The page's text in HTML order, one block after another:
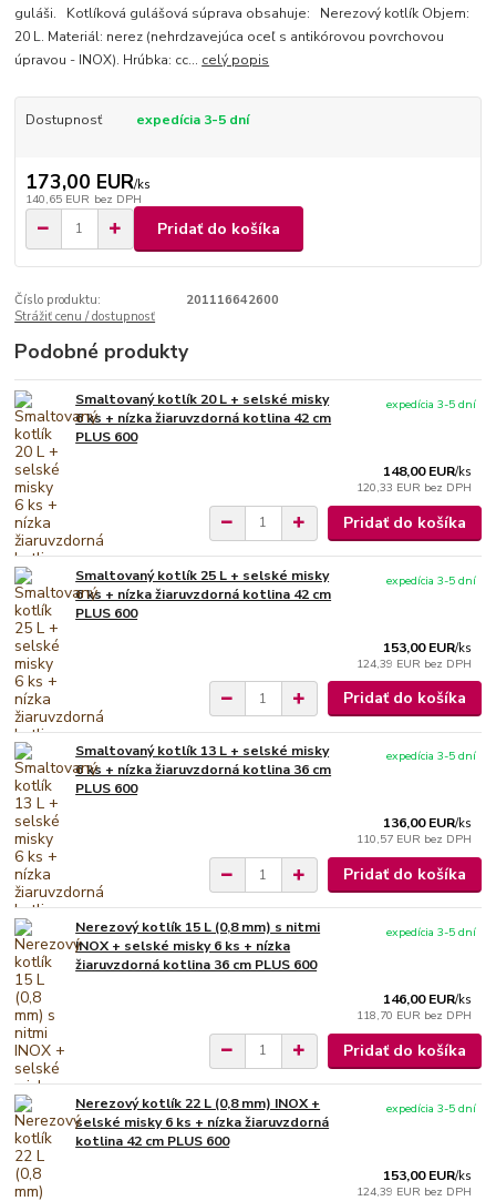
guláši. Kotlíková gulášová súprava obsahuje: Nerezový kotlík Objem:
20 L. Materiál: nerez (nehrdzavejúca oceľ s antikórovou povrchovou
úpravou - INOX). Hrúbka: cc... celý popis
Dostupnosť expedícia 3-5 dní
173,00 EUR/ks
140,65 EUR bez DPH
Pridať do košíka
Číslo produktu:
201116642600
Strážiť cenu / dostupnosť
Podobné produkty
Smaltovaný kotlík 20 L + selské misky
6 ks + nízka žiaruvzdorná kotlina 42 cm
PLUS 600
148,00 EUR/ks
120,33 EUR bez DPH
expedícia 3-5 dní
Pridať do košíka
Smaltovaný kotlík 25 L + selské misky
6 ks + nízka žiaruvzdorná kotlina 42 cm
PLUS 600
153,00 EUR/ks
124,39 EUR bez DPH
expedícia 3-5 dní
Pridať do košíka
Smaltovaný kotlík 13 L + selské misky
6 ks + nízka žiaruvzdorná kotlina 36 cm
PLUS 600
136,00 EUR/ks
110,57 EUR bez DPH
expedícia 3-5 dní
Pridať do košíka
Nerezový kotlík 15 L (0,8 mm) s nitmi
INOX + selské misky 6 ks + nízka
žiaruvzdorná kotlina 36 cm PLUS 600
146,00 EUR/ks
118,70 EUR bez DPH
expedícia 3-5 dní
Pridať do košíka
Nerezový kotlík 22 L (0,8 mm) INOX +
selské misky 6 ks + nízka žiaruvzdorná
kotlina 42 cm PLUS 600
153,00 EUR/ks
124,39 EUR bez DPH
expedícia 3-5 dní